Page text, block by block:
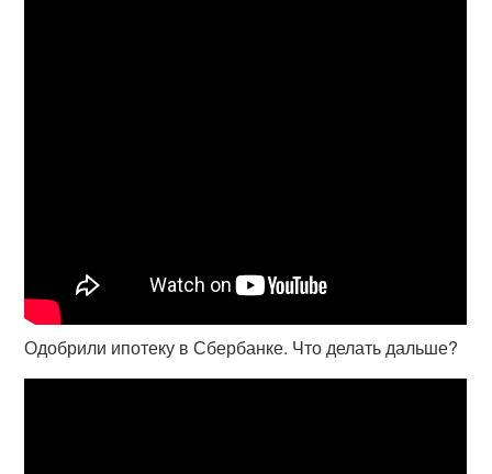
Одобрили ипотеку в Сбербанке. Что делать дальше?